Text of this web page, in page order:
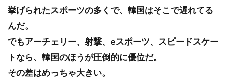
挙げられたスポーツの多くで、韓国はそこで遅れてる
んだ。
でもアーチェリー、射撃、eスポーツ、スピードスケー
トなら、韓国のほうが圧倒的に優位だ。
その差はめっちゃ大きい。